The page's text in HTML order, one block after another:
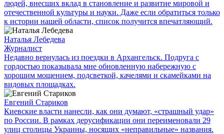
людей, внесших вклад в становление и развитие мировой и
отечественной культуры и науки. Даже если обратиться только
к истории нашей области, список получится впечатляющий.
Наталья Лебедева
Журналист
Недавно вернулась из поездки в Архангельск. Подруга с
гордостью показывала мне обновленную набережную с
хорошим мощением, подсветкой, качелями и скамейками на
видовых площадках.
Евгений Стариков
Киевские власти нанесли, как они думают, «страшный удар»
по России. В рамках дерусификации они переименовали 29
улиц столицы Украины, носящих «неправильные» названия.